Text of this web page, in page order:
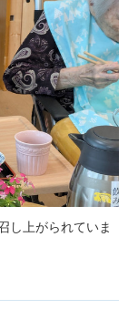
し上がられていま